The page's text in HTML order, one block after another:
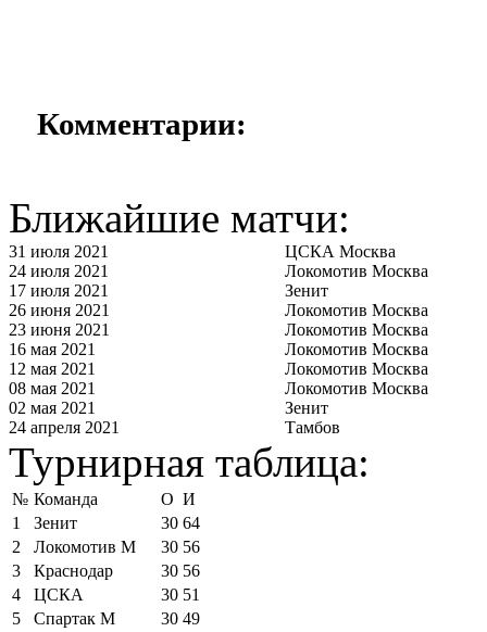
Комментарии:
Ближайшие матчи:
31 июля 2021
ЦСКА Москва
24 июля 2021
Локомотив Москва
17 июля 2021
Зенит
26 июня 2021
Локомотив Москва
23 июня 2021
Локомотив Москва
16 мая 2021
Локомотив Москва
12 мая 2021
Локомотив Москва
08 мая 2021
Локомотив Москва
02 мая 2021
Зенит
24 апреля 2021
Тамбов
Турнирная таблица:
№ Команда О И
1
Зенит 30 64
2
Локомотив М 30 56
3
Краснодар 30 56
4
ЦСКА 30 51
5
Спартак М 30 49